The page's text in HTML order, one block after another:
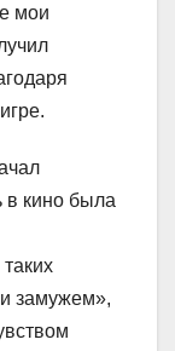
мои
в кино была
замужем»,